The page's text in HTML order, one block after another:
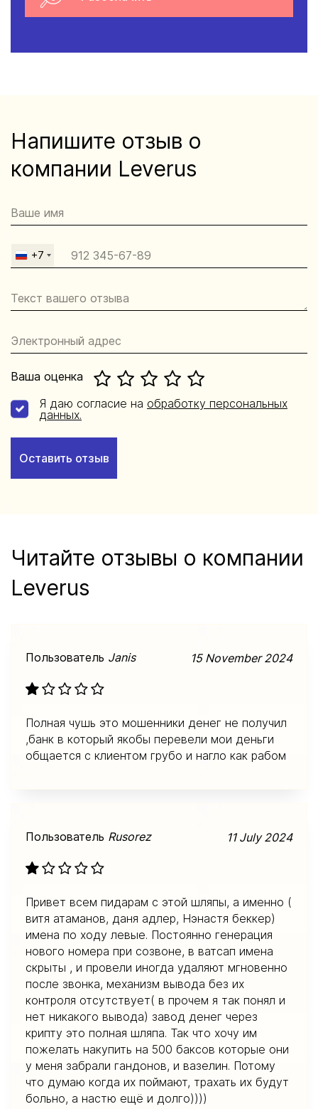
Напишите отзыв о
компании Leverus
Russia
+7
Ваша оценка
Я даю согласие на обработку персональных
данных.
Оставить отзыв
Читайте отзывы о компании
Leverus
Пользователь Janis 15 November 2024
Полная чушь это мошенники денег не получил
,банк в который якобы перевели мои деньги
общается с клиентом грубо и нагло как рабом
Пользователь Rusorez 11 July 2024
Привет всем пидарам с этой шляпы, а именно (
витя атаманов, даня адлер, Нэнастя беккер)
имена по ходу левые. Постоянно генерация
нового номера при созвоне, в ватсап имена
скрыты , и провели иногда удаляют мгновенно
после звонка, механизм вывода без их
контроля отсутствует( в прочем я так понял и
нет никакого вывода) завод денег через
крипту это полная шляпа. Так что хочу им
пожелать накупить на 500 баксов которые они
у меня забрали гандонов, и вазелин. Потому
что думаю когда их поймают, трахать их будут
больно, а настю ещё и долго))))